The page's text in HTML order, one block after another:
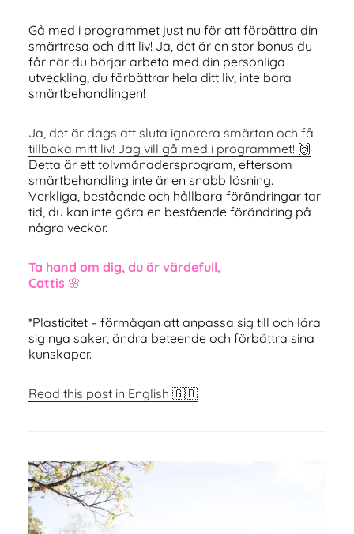
Gå med i programmet just nu för att förbättra din
smärtresa och ditt liv! Ja, det är en stor bonus du
får när du börjar arbeta med din personliga
utveckling, du förbättrar hela ditt liv, inte bara
smärtbehandlingen!
Ja, det är dags att sluta ignorera smärtan och få
tillbaka mitt liv! Jag vill gå med i programmet! 🙌
Detta är ett tolvmånadersprogram, eftersom
smärtbehandling inte är en snabb lösning.
Verkliga, bestående och hållbara förändringar tar
tid, du kan inte göra en bestående förändring på
några veckor.
Ta hand om dig, du är värdefull,
Cattis 🌸
*Plasticitet – förmågan att anpassa sig till och lära
sig nya saker, ändra beteende och förbättra sina
kunskaper.
Read this post in English 🇬🇧